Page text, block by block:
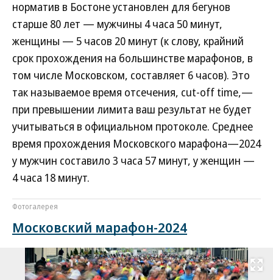
норматив в Бостоне установлен для бегунов
старше 80 лет — мужчины 4 часа 50 минут,
женщины — 5 часов 20 минут (к слову, крайний
срок прохождения на большинстве марафонов, в
том числе Московском, составляет 6 часов). Это
так называемое время отсечения, cut-off time,—
при превышении лимита ваш результат не будет
учитываться в официальном протоколе. Среднее
время прохождения Московского марафона—2024
у мужчин составило 3 часа 57 минут, у женщин —
4 часа 18 минут.
Фотогалерея
Московский марафон-2024
Развернуть